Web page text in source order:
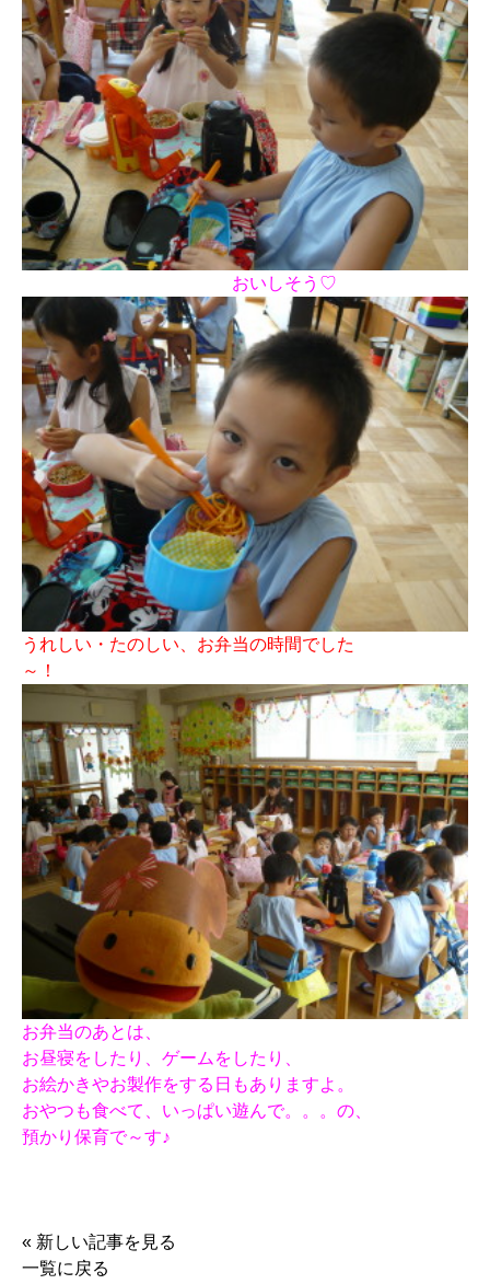
おいしそう♡
うれしい・たのしい、お弁当の時間でした
～！
お弁当のあとは、
お昼寝をしたり、ゲームをしたり、
お絵かきやお製作をする日もありますよ。
おやつも食べて、いっぱい遊んで。。。の、
預かり保育で～す♪
« 新しい記事を見る
一覧に戻る